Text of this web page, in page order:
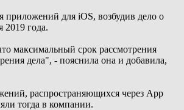
приложений для iOS, возбудив дело о
2019 года.
максимальный срок рассмотрения
дела", - пояснила она и добавила,
распространяющихся через App
тогда в компании.